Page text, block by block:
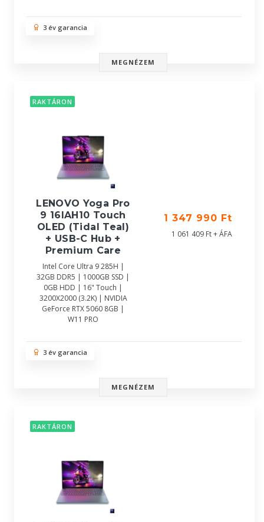
3 év garancia
MEGNÉZEM
RAKTÁRON
LENOVO Yoga Pro
9 16IAH10 Touch
OLED (Tidal Teal)
+ USB-C Hub +
Premium Care
Intel Core Ultra 9 285H |
32GB DDR5 | 1000GB SSD |
0GB HDD | 16" Touch |
3200X2000 (3.2K) | NVIDIA
GeForce RTX 5060 8GB |
W11 PRO
1 347 990 Ft
1 061 409 Ft + ÁFA
3 év garancia
MEGNÉZEM
RAKTÁRON